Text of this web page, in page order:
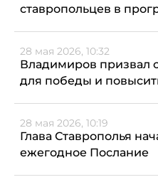
ставропольцев в
28 мая 2026, 10:32
Владимиров призвал
для победы и
28 мая 2026, 10:19
Глава Ставрополья
ежегодное Послание